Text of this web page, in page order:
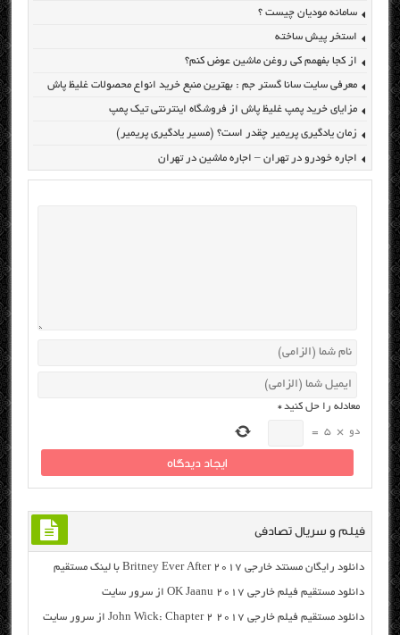
سامانه مودیان چیست ؟
استخر پیش ساخته
از کجا بفهمم کی روغن ماشین عوض کنم؟
معرفی سایت سانا گستر جم : بهترین منبع خرید انواع محصولات غلیظ پاش
مزایای خرید پمپ غلیظ پاش از فروشگاه اینترنتی تیک پمپ
زمان یادگیری پریمیر چقدر است؟ (مسیر یادگیری پریمیر)
اجاره خودرو در تهران – اجاره ماشین در تهران
معادله را حل کنید*
دو ×
5
=
فیلم و سریال تصادفی
دانلود رایگان مسنتد خارجی Britney Ever After 2017 با لینک مستقیم
دانلود مستقیم فیلم خارجی OK Jaanu 2017 از سرور سایت
دانلود مستقیم فیلم خارجی John Wick: Chapter 2 2017 از سرور سایت